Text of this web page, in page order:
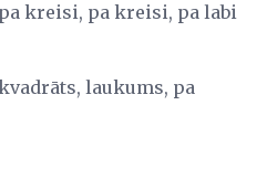
kreisi, pa kreisi, pa labi
laukums, pa